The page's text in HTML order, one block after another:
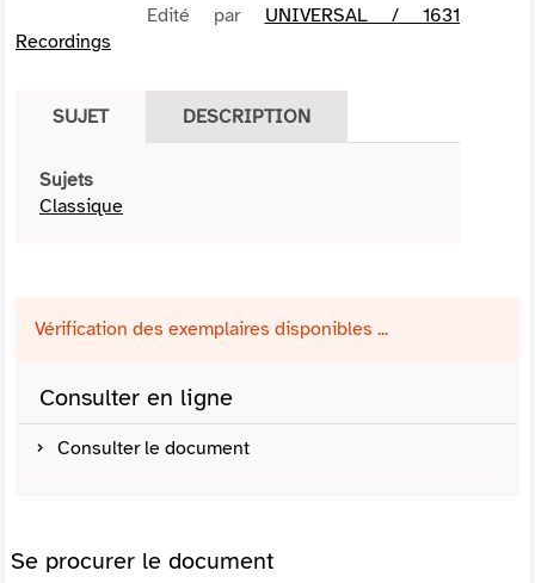
Edité par UNIVERSAL / 1631
Recordings
SUJET DESCRIPTION
Sujets
Classique
Vérification des exemplaires disponibles ...
Consulter en ligne
Consulter le document
Se procurer le document